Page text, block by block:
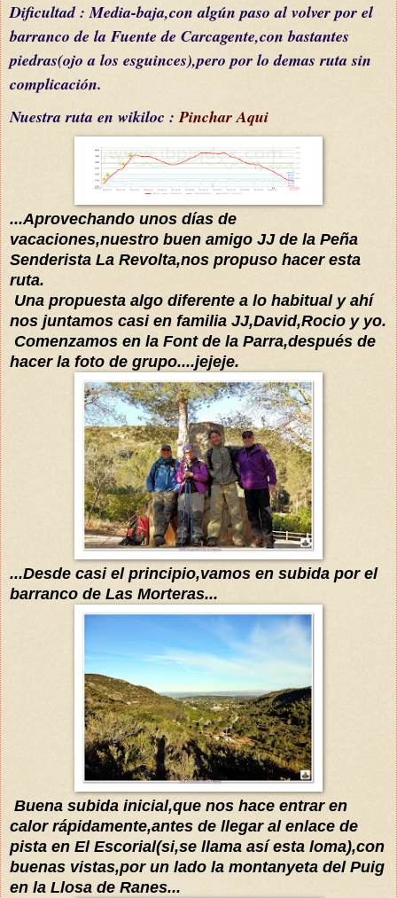
Dificultad : Media-baja,con algún paso al volver por el
barranco de la Fuente de Carcagente,con bastantes
piedras(ojo a los esguinces),pero por lo demas ruta sin
complicación.
Nuestra ruta en wikiloc :Pinchar Aqui
...Aprovechando unos días de
vacaciones,nuestro buen amigo JJ de la Peña
Senderista La Revolta,nos propuso hacer esta
ruta.
Una propuesta algo diferente a lo habitual y ahí
nos juntamos casi en familia JJ,David,Rocio y yo.
Comenzamos en la Font de la Parra,después de
hacer la foto de grupo....jejeje.
...Desde casi el principio,vamos en subida por el
barranco de Las Morteras...
Buena subida inicial,que nos hace entrar en
calor rápidamente,antes de llegar al enlace de
pista en El Escorial(si,se llama así esta loma),con
buenas vistas,por un lado la montanyeta del Puig
en la Llosa de Ranes...